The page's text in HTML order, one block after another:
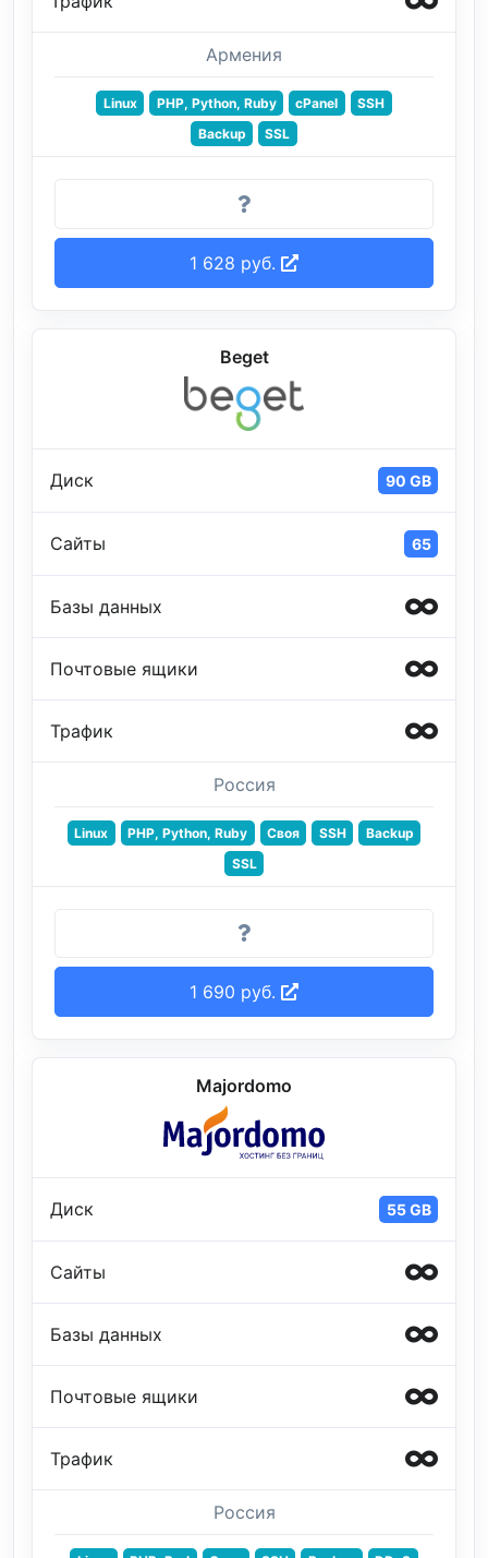
Армения
Linux PHP, Python, Ruby cPanel
SSH
Backup
SSL
1 628 руб.
Beget
Диск 90 GB
Сайты 65
Базы данных
Почтовые ящики
Трафик
Россия
Linux PHP, Python, Ruby Своя SSH
Backup
SSL
1 690 руб.
Majordomo
Диск 55 GB
Сайты
Базы данных
Почтовые ящики
Трафик
Россия